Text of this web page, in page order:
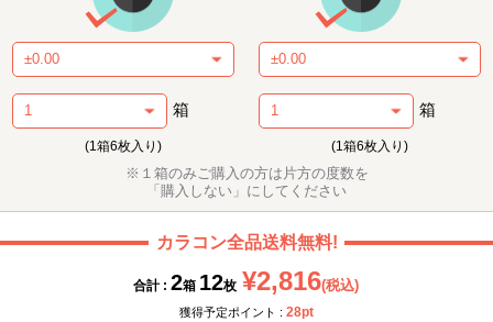
箱
(1箱6枚入り)
箱
(1箱6枚入り)
※１箱のみご購入の方は片方の度数を
「購入しない」にしてください
カラコン全品送料無料!
合計 : 2箱 12枚 ¥2,816(税込)
獲得予定ポイント : 28pt